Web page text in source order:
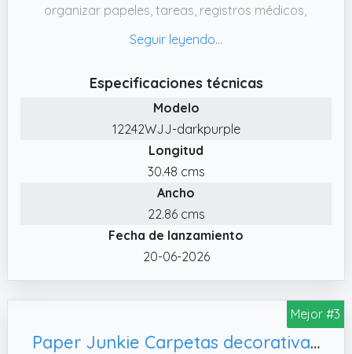
organizar papeles, tareas, registros médicos,
papel estándar de tamaño carta.
✔️ TEN EN CUENTA: La iluminación de la
fotografía y la configuración de tu pantalla
pueden causar pequeñas diferencias de
color. Todos los productos están sujetos a
los objetos materiales.
✔️ Material: Las carpetas de archivos Skydue
están hechas de material de alta calidad PP,
libre de ácido, libre de PVC y liviano. Fáciles
Especificaciones técnicas
Modelo
12242WJJ-darkpurple
Longitud
30.48 cms
Ancho
22.86 cms
Fecha de lanzamiento
20-06-2026
Mejor #3
Paper Junkie Carpetas decorativas para archivos, paquete de 12 – Bonitos detalles geométricos y lámina dorada de 1/3 pestaña – Carpetas de colores bonitos para